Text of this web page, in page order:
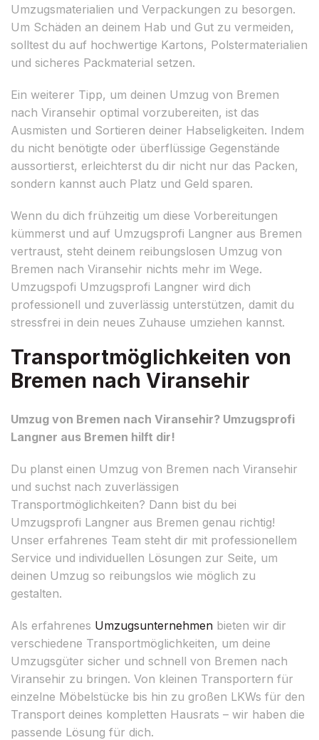
Umzugsmaterialien und Verpackungen zu besorgen.
Um Schäden an deinem Hab und Gut zu vermeiden,
solltest du auf hochwertige Kartons, Polstermaterialien
und sicheres Packmaterial setzen.
Ein weiterer Tipp, um deinen Umzug von Bremen
nach Viransehir optimal vorzubereiten, ist das
Ausmisten und Sortieren deiner Habseligkeiten. Indem
du nicht benötigte oder überflüssige Gegenstände
aussortierst, erleichterst du dir nicht nur das Packen,
sondern kannst auch Platz und Geld sparen.
Wenn du dich frühzeitig um diese Vorbereitungen
kümmerst und auf Umzugsprofi Langner aus Bremen
vertraust, steht deinem reibungslosen Umzug von
Bremen nach Viransehir nichts mehr im Wege.
Umzugspofi Umzugsprofi Langner wird dich
professionell und zuverlässig unterstützen, damit du
stressfrei in dein neues Zuhause umziehen kannst.
Transportmöglichkeiten von
Bremen nach Viransehir
Umzug von Bremen nach Viransehir? Umzugsprofi
Langner aus Bremen hilft dir!
Du planst einen Umzug von Bremen nach Viransehir
und suchst nach zuverlässigen
Transportmöglichkeiten? Dann bist du bei
Umzugsprofi Langner aus Bremen genau richtig!
Unser erfahrenes Team steht dir mit professionellem
Service und individuellen Lösungen zur Seite, um
deinen Umzug so reibungslos wie möglich zu
gestalten.
Als erfahrenes Umzugsunternehmen bieten wir dir
verschiedene Transportmöglichkeiten, um deine
Umzugsgüter sicher und schnell von Bremen nach
Viransehir zu bringen. Von kleinen Transportern für
einzelne Möbelstücke bis hin zu großen LKWs für den
Transport deines kompletten Hausrats – wir haben die
passende Lösung für dich.